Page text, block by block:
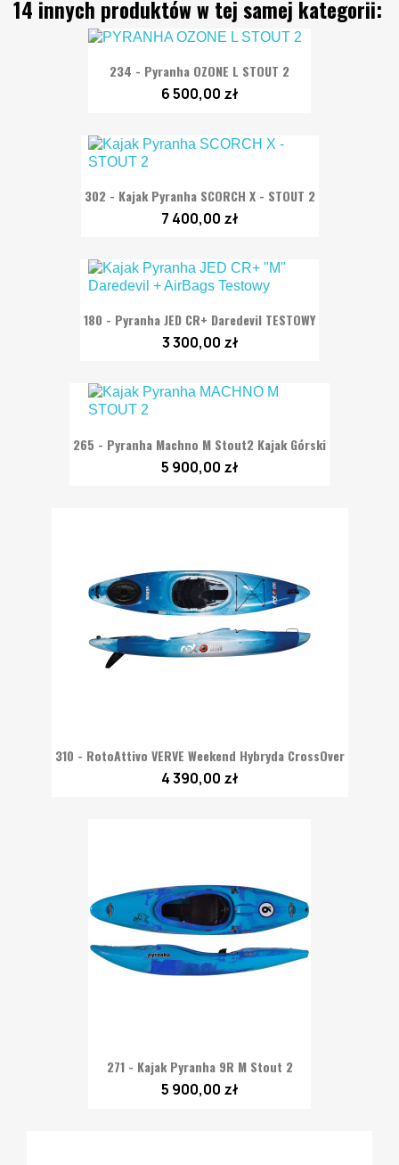
14 innych produktów w tej samej kategorii:
234 - Pyranha OZONE L STOUT 2
6 500,00 zł
302 - Kajak Pyranha SCORCH X - STOUT 2
7 400,00 zł
180 - Pyranha JED CR+ Daredevil TESTOWY
3 300,00 zł
265 - Pyranha Machno M Stout2 Kajak Górski
5 900,00 zł
310 - RotoAttivo VERVE Weekend Hybryda CrossOver
4 390,00 zł
271 - Kajak Pyranha 9R M Stout 2
5 900,00 zł